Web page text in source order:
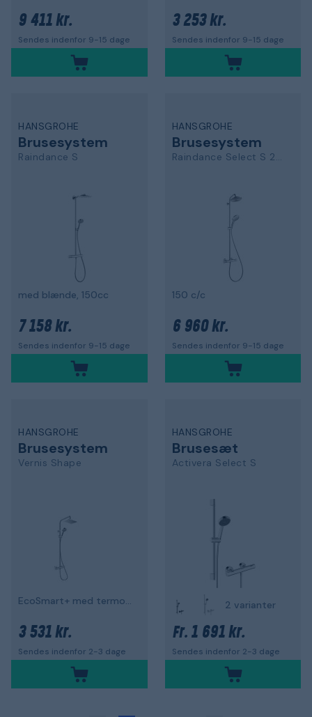
9 411 kr.
Sendes indenfor 9-15 dage
3 253 kr.
Sendes indenfor 9-15 dage
HANSGROHE
Brusesystem
Raindance S
med blænde, 150cc
7 158 kr.
Sendes indenfor 9-15 dage
HANSGROHE
Brusesystem
Raindance Select S 240
150 c/c
6 960 kr.
Sendes indenfor 9-15 dage
HANSGROHE
Brusesystem
Vernis Shape
EcoSmart+ med termostat
3 531 kr.
Sendes indenfor 2-3 dage
HANSGROHE
Brusesæt
Activera Select S
2 varianter
Fr. 1 691 kr.
Sendes indenfor 2-3 dage